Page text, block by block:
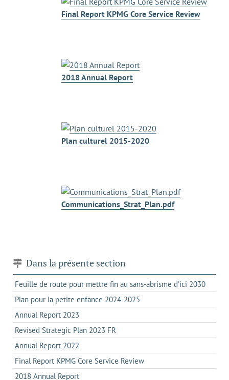
Final Report KPMG Core Service Review
2018 Annual Report
Plan culturel 2015-2020
Communications_Strat_Plan.pdf
Dans la présente section
Feuille de route pour mettre fin au sans-abrisme d'ici 2030
Plan pour la petite enfance 2024-2025
Annual Report 2023
Revised Strategic Plan 2023 FR
Annual Report 2022
Final Report KPMG Core Service Review
2018 Annual Report